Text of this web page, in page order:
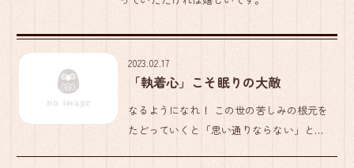
2023.02.17
「執着心」こそ眠りの大敵
なるようになれ！ この世の苦しみの根元を
たどっていくと「思い通りならない」とい